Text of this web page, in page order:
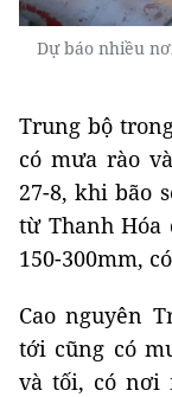
Dự báo nhiều
Trung bộ
có mưa rào
27-8, khi bão
từ Thanh Hóa
150-300mm,
Cao nguyên
tới cũng có
và tối, có nơi